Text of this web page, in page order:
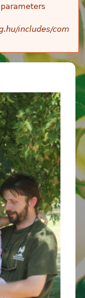
includes/com